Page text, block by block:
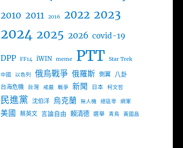
2010 2011 2016 2022 2023
2024 2025 2026 covid-19
DPP FF14 iWIN meme PTT Star Trek
中國 以色列 俄烏戰爭 俄羅斯 側翼 八卦
台海危機 台灣 戒嚴 戰爭 新聞 日本 柯文哲
民進黨 沈伯洋 烏克蘭 無人機 絕區零 網軍
美國 蔡英文 言論自由 賴清德 選舉 青鳥 黃國昌